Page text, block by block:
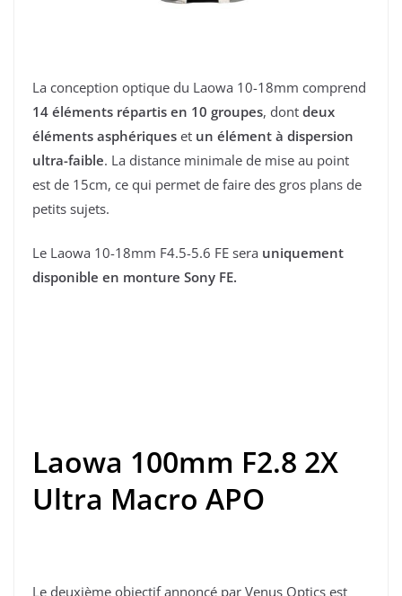
La conception optique du Laowa 10-18mm comprend
14 éléments répartis en 10 groupes, dont deux
éléments asphériques et un élément à dispersion
ultra-faible. La distance minimale de mise au point
est de 15cm, ce qui permet de faire des gros plans de
petits sujets.
Le Laowa 10-18mm F4.5-5.6 FE sera uniquement
disponible en monture Sony FE.
Laowa 100mm F2.8 2X
Ultra Macro APO
Le deuxième objectif annoncé par Venus Optics est